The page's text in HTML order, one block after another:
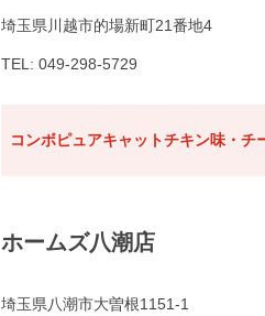
埼玉県川越市的場新町21番地4
TEL: 049-298-5729
コンボピュアキャットチキン味・
ホームズ八潮店
埼玉県八潮市大曽根1151-1